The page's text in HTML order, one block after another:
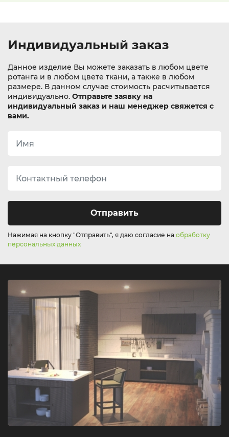
Индивидуальный заказ
Данное изделие Вы можете заказать в любом цвете
ротанга и в любом цвете ткани, а также в любом
размере. В данном случае стоимость расчитывается
индивидуально. Отправьте заявку на
индивидуальный заказ и наш менеджер свяжется с
вами.
Отправить
Нажимая на кнопку "Отправить", я даю согласие на обработку
персональных данных